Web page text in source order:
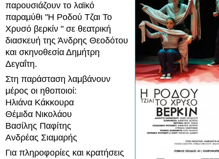
παρουσιάζουν το λαϊκό
παραμύθι "Η Ροδού Τζαι Το
Χρυσό βερκίν " σε θεατρική
διασκευή της Άνδρης Θεοδότου
και σκηνοθεσία Δημήτρη
Δεγαΐτη.
Στη παράσταση λαμβάνουν
μέρος οι ηθοποιοί:
Ηλιάνα Κάκκουρα
Θέμιδα Νικολάου
Βασίλης Παφίτης
Ανδρέας Σιαμαρής
Για πληροφορίες και κρατήσεις